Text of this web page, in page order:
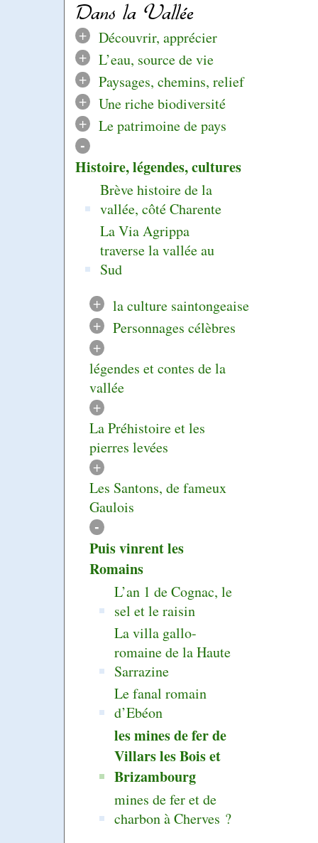
Dans la Vallée
+
Découvrir, apprécier
+
L’eau, source de vie
+
Paysages, chemins, relief
+
Une riche biodiversité
+
Le patrimoine de pays
-
Histoire, légendes, cultures
Brève histoire de la
vallée, côté Charente
La Via Agrippa
traverse la vallée au
Sud
+
la culture saintongeaise
+
Personnages célèbres
+
légendes et contes de la
vallée
+
La Préhistoire et les
pierres levées
+
Les Santons, de fameux
Gaulois
-
Puis vinrent les
Romains
L’an 1 de Cognac, le
sel et le raisin
La villa gallo-
romaine de la Haute
Sarrazine
Le fanal romain
d’Ebéon
les mines de fer de
Villars les Bois et
Brizambourg
mines de fer et de
charbon à Cherves ?